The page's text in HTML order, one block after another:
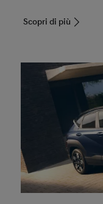
Scopri di più